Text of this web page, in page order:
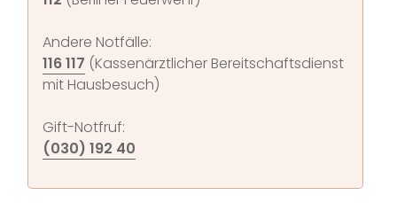
Andere Notfälle:
116 117 (Kassenärztlicher Bereitschaftsdienst
mit Hausbesuch)
Gift-Notfruf:
(030) 192 40